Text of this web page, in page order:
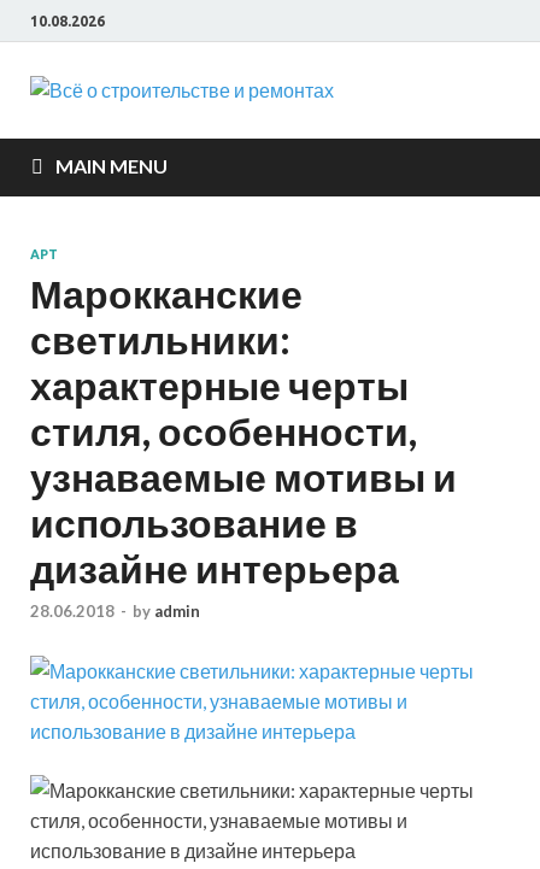
10.08.2026
Всё о
MAIN MENU
АРТ
Марокканские
светильники:
характерные черты
стиля, особенности,
узнаваемые мотивы и
использование в
дизайне интерьера
28.06.2018 - by admin